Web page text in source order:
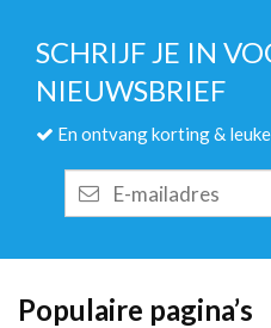
SCHRIJF JE IN
NIEUWSBRIEF
En ontvang korting &
mailadres
Populaire pagina’s